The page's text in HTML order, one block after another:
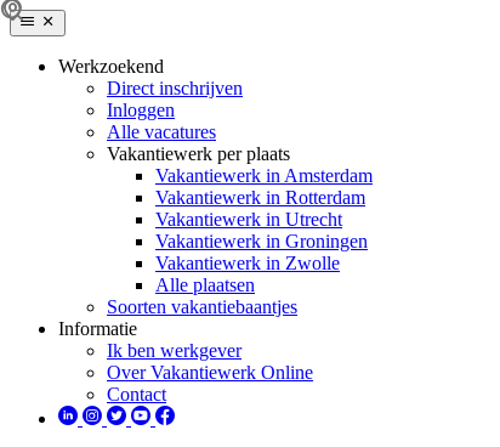
Werkzoekend
Direct inschrijven
Inloggen
Alle vacatures
Vakantiewerk per plaats
Vakantiewerk in Amsterdam
Vakantiewerk in Rotterdam
Vakantiewerk in Utrecht
Vakantiewerk in Groningen
Vakantiewerk in Zwolle
Alle plaatsen
Soorten vakantiebaantjes
Informatie
Ik ben werkgever
Over Vakantiewerk Online
Contact